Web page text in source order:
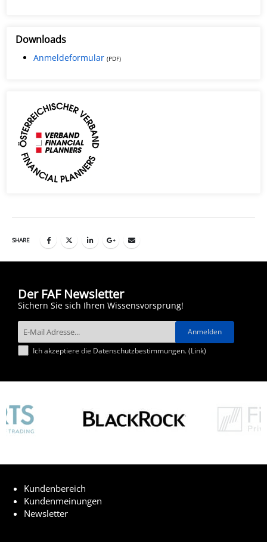
Downloads
Anmeldeformular (PDF)
SHARE
Der FAF Newsletter
Sichern Sie sich Ihren Wissensvorsprung!
Ich akzeptiere die Datenschutzbestimmungen. (Link)
Kundenbereich
Kundenmeinungen
Newsletter